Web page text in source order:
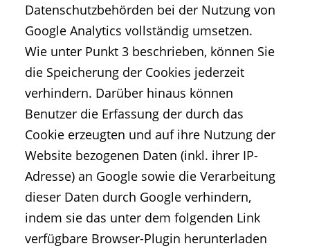
Datenschutzbehörden bei der Nutzung von
Google Analytics vollständig umsetzen.
Wie unter Punkt 3 beschrieben, können Sie
die Speicherung der Cookies jederzeit
verhindern. Darüber hinaus können
Benutzer die Erfassung der durch das
Cookie erzeugten und auf ihre Nutzung der
Website bezogenen Daten (inkl. ihrer IP-
Adresse) an Google sowie die Verarbeitung
dieser Daten durch Google verhindern,
indem sie das unter dem folgenden Link
verfügbare Browser-Plugin herunterladen